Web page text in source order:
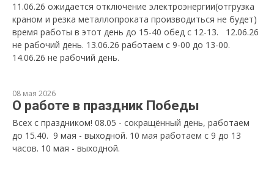
11.06.26 ожидается отключение электроэнергии(отгрузка
краном и резка металлопроката производиться не будет)
время работы в этот день до 15-40 обед с 12-13. 12.06.26
не рабочий день. 13.06.26 работаем с 9-00 до 13-00.
14.06.26 не рабочий день.
08 мая 2026
О работе в праздник Победы
Всех с праздником! 08.05 - сокращённый день, работаем
до 15.40. 9 мая - выходной. 10 мая работаем с 9 до 13
часов. 10 мая - выходной.